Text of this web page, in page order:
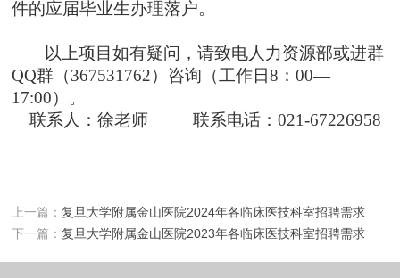
件的应届毕业生办理落户。
以上项目如有疑问，请致电人力资源部或进群
QQ群（367531762）咨询 （工作日8：00—
17:00）。
联系人：徐老师
联系电话：021-67226958
上一篇：复旦大学附属金山医院2024年各临床医技科室招聘需求
下一篇：复旦大学附属金山医院2023年各临床医技科室招聘需求